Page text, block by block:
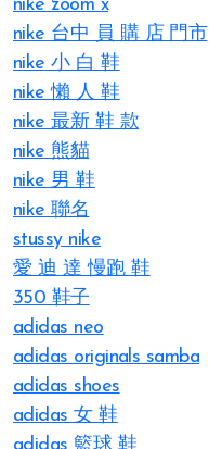
nike zoom x
nike 台中 員 購 店 門市
nike 小 白 鞋
nike 懶 人 鞋
nike 最新 鞋 款
nike 熊貓
nike 男 鞋
nike 聯名
stussy nike
愛 迪 達 慢跑 鞋
350 鞋子
adidas neo
adidas originals samba
adidas shoes
adidas 女 鞋